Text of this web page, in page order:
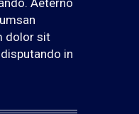
Aeterno
dolor sit
in